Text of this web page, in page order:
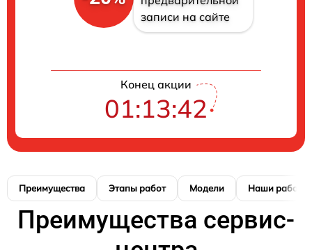
записи на сайте
Конец акции
01:13:41
Преимущества Этапы работ Модели Наши работы
Преимущества сервис-